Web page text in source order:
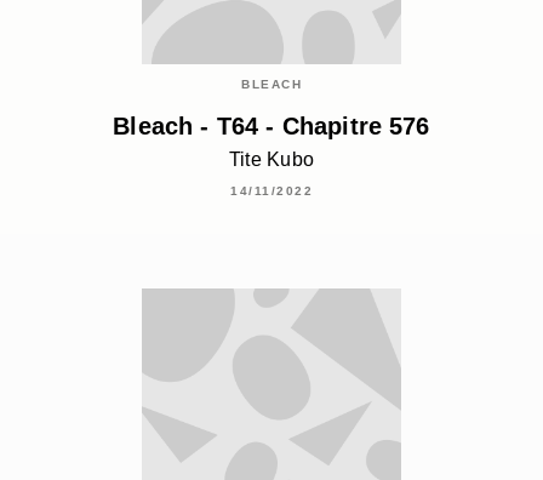
BLEACH
Bleach - T64 - Chapitre 576
Tite Kubo
14/11/2022